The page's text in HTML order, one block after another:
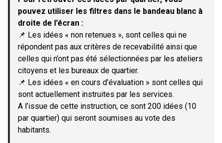
pouvez utiliser les filtres dans le bandeau blanc à
droite de l’écran :
📌 Les idées « non retenues », sont celles qui ne
répondent pas aux critères de recevabilité ainsi que
celles qui n’ont pas été sélectionnées par les ateliers
citoyens et les bureaux de quartier.
📌 Les idées « en cours d’évaluation » sont celles qui
sont actuellement instruites par les services.
A l’issue de cette instruction, ce sont 200 idées (10
par quartier) qui seront soumises au vote des
habitants.